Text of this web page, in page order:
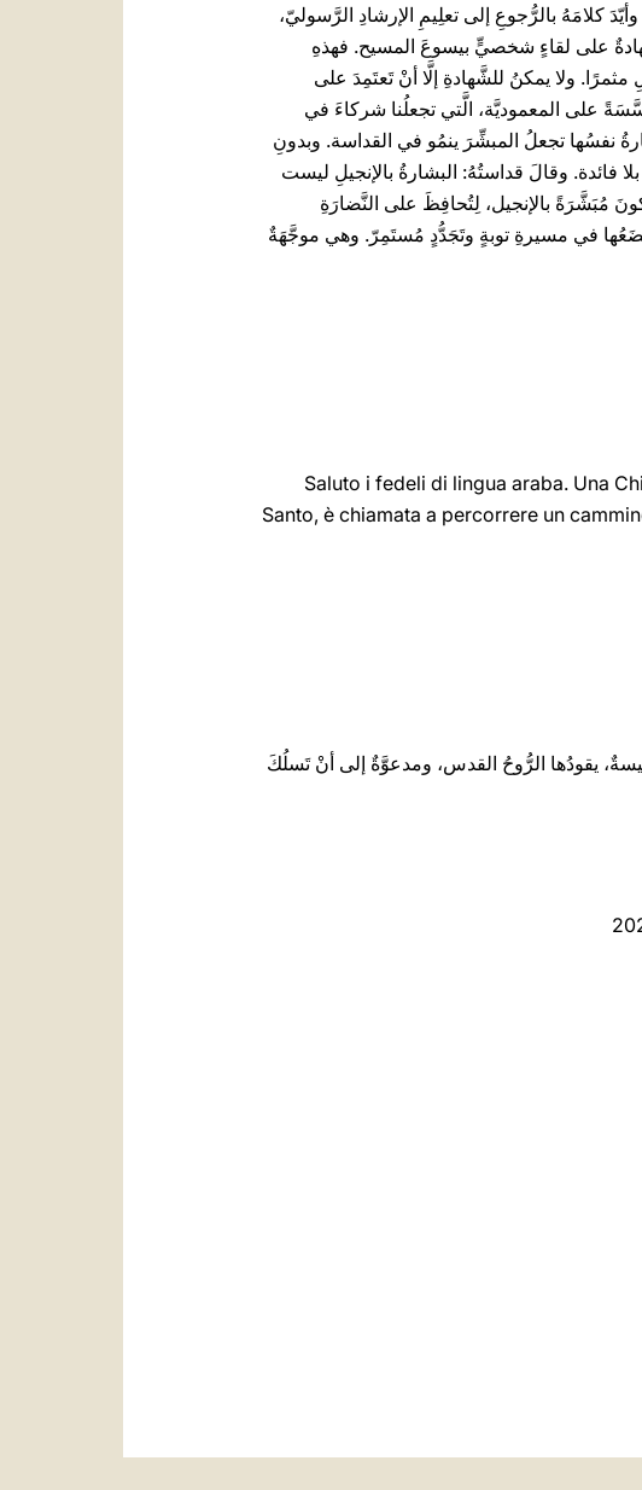
كلامَهُ بالرُّجوعِ إلى تعلِيمِ الإرشادِ الرَّسوليّ،
على لقاءٍ شخصيٍّ بيسوعَ المسيح. فهذهِ
ولا يمكنُ للشَّهادةِ إلَّا أنْ تَعتَمِدَ على
على المعموديَّة، الَّتي تجعلُنا شركاءَ في
نفسُها تجعلُ المبشِّرَ ينمُو في القداسة. وبدونِ
وقالَ قداستُهُ: البشارةُ بالإنجيلِ ليست
مُبَشَّرَةً بالإنجيل، لِتُحافِظَ على النَّضارَةِ
وَيَضَعُها في مسيرةِ توبةٍ وتَجَدُّدٍ مُستَمِرّ. وهي موجَّهَةٌ
Saluto i fedeli di lingua araba. Una
Santo, è chiamata a percorrere un
يقودُها الرُّوحُ القدس، ومدعوَّةٌ إلى أنْ تَسلُكَ